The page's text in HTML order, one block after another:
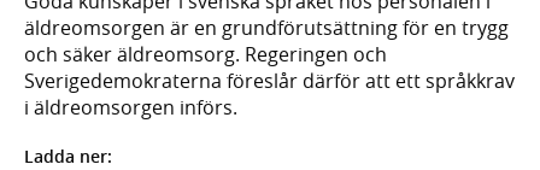
äldreomsorgen är en grundförutsättning för en trygg
och säker äldreomsorg. Regeringen och
Sverigedemokraterna föreslår därför att ett språkkrav
i äldreomsorgen införs.
Ladda ner: